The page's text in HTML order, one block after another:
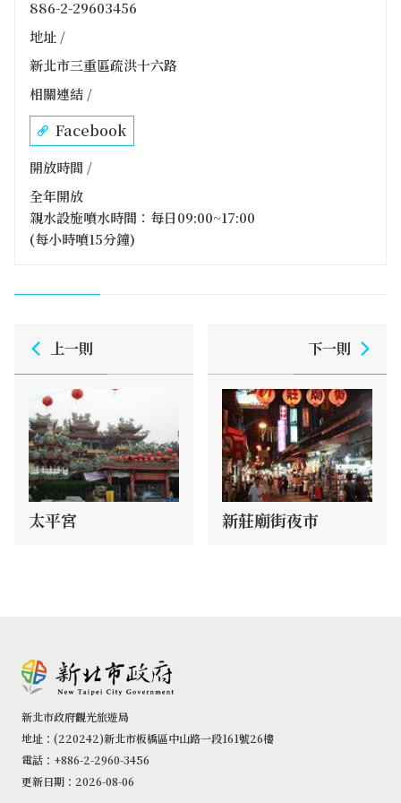
886-2-29603456
地址 /
新北市三重區疏洪十六路
相關連結 /
Facebook
開放時間 /
全年開放
親水設施噴水時間：每日09:00~17:00
(每小時噴15分鐘)
上一則
太平宮
下一則
新莊廟街夜市
新北市政府觀光旅遊局
地址：(220242)新北市板橋區中山路一段161號26樓
電話：+886-2-2960-3456
更新日期：2026-08-06